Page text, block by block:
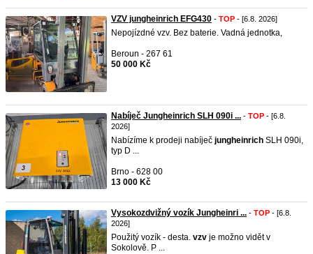
VZV jungheinrich EFG430 - TOP - [6.8. 2026]
Nepojízdné vzv. Bez baterie. Vadná jednotka,
Beroun - 267 61
50 000 Kč
Nabíječ Jungheinrich SLH 090i ... - TOP - [6.8.
2026]
Nabízíme k prodeji nabíječ jungheinrich SLH 090i,
typ D ...
Brno - 628 00
13 000 Kč
Vysokozdvižný vozík Jungheinri ... - TOP - [6.8.
2026]
Použitý vozík - desta. vzv je možno vidět v
Sokolově. P ...